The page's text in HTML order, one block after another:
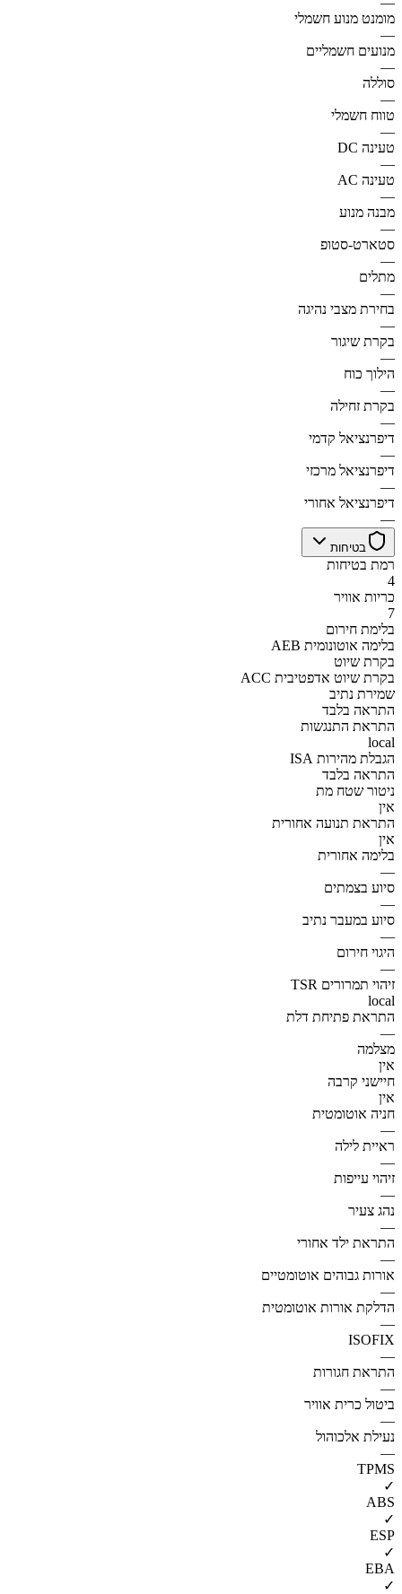
מומנט מנוע חשמלי
—
מנועים חשמליים
—
סוללה
—
טווח חשמלי
—
טעינה DC
—
טעינה AC
—
מבנה מנוע
—
סטארט-סטופ
—
מתלים
—
בחירת מצבי נהיגה
—
בקרת שיגור
—
הילוך כוח
—
בקרת זחילה
—
דיפרנציאל קדמי
—
דיפרנציאל מרכזי
—
דיפרנציאל אחורי
—
בטיחות
רמת בטיחות
4
כריות אוויר
7
בלימת חירום
AEB בלימה אוטונומית
בקרת שיוט
ACC בקרת שיוט אדפטיבית
שמירת נתיב
התראה בלבד
התראת התנגשות
local
הגבלת מהירות ISA
התראה בלבד
ניטור שטח מת
אין
התראת תנועה אחורית
אין
בלימה אחורית
—
סיוע בצמתים
—
סיוע במעבר נתיב
—
היגוי חירום
—
זיהוי תמרורים TSR
local
התראת פתיחת דלת
—
מצלמה
אין
חיישני קרבה
אין
חניה אוטומטית
—
ראיית לילה
—
זיהוי עייפות
—
נהג צעיר
—
התראת ילד אחורי
—
אורות גבוהים אוטומטיים
—
הדלקת אורות אוטומטית
—
ISOFIX
—
התראת חגורות
—
ביטול כרית אוויר
—
נעילת אלכוהול
—
TPMS
✓
ABS
✓
ESP
✓
EBA
✓